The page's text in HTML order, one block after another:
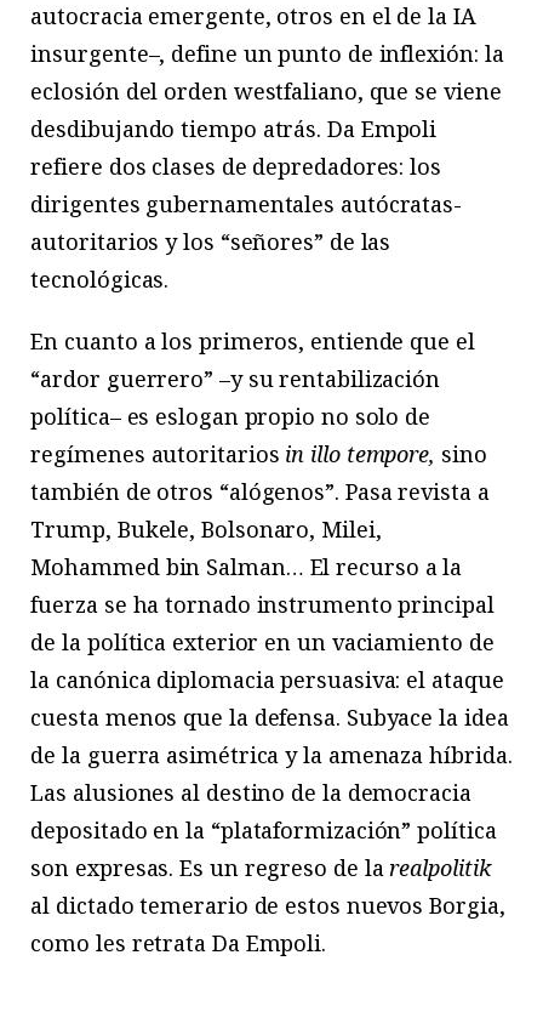
autocracia emergente, otros en el de la IA
insurgente–, define un punto de inflexión: la
eclosión del orden westfaliano, que se viene
desdibujando tiempo atrás. Da Empoli
refiere dos clases de depredadores: los
dirigentes gubernamentales autócratas-
autoritarios y los “señores” de las
tecnológicas.
En cuanto a los primeros, entiende que el
“ardor guerrero” –y su rentabilización
política– es eslogan propio no solo de
regímenes autoritarios in illo tempore, sino
también de otros “alógenos”. Pasa revista a
Trump, Bukele, Bolsonaro, Milei,
Mohammed bin Salman… El recurso a la
fuerza se ha tornado instrumento principal
de la política exterior en un vaciamiento de
la canónica diplomacia persuasiva: el ataque
cuesta menos que la defensa. Subyace la idea
de la guerra asimétrica y la amenaza híbrida.
Las alusiones al destino de la democracia
depositado en la “plataformización” política
son expresas. Es un regreso de larealpolitik
al dictado temerario de estos nuevos Borgia,
como les retrata Da Empoli.